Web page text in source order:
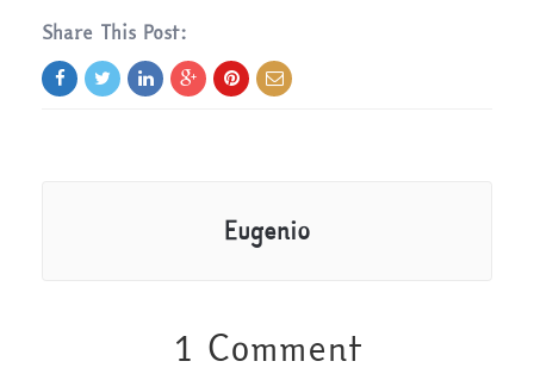
Share This Post:
Eugenio
1 Comment